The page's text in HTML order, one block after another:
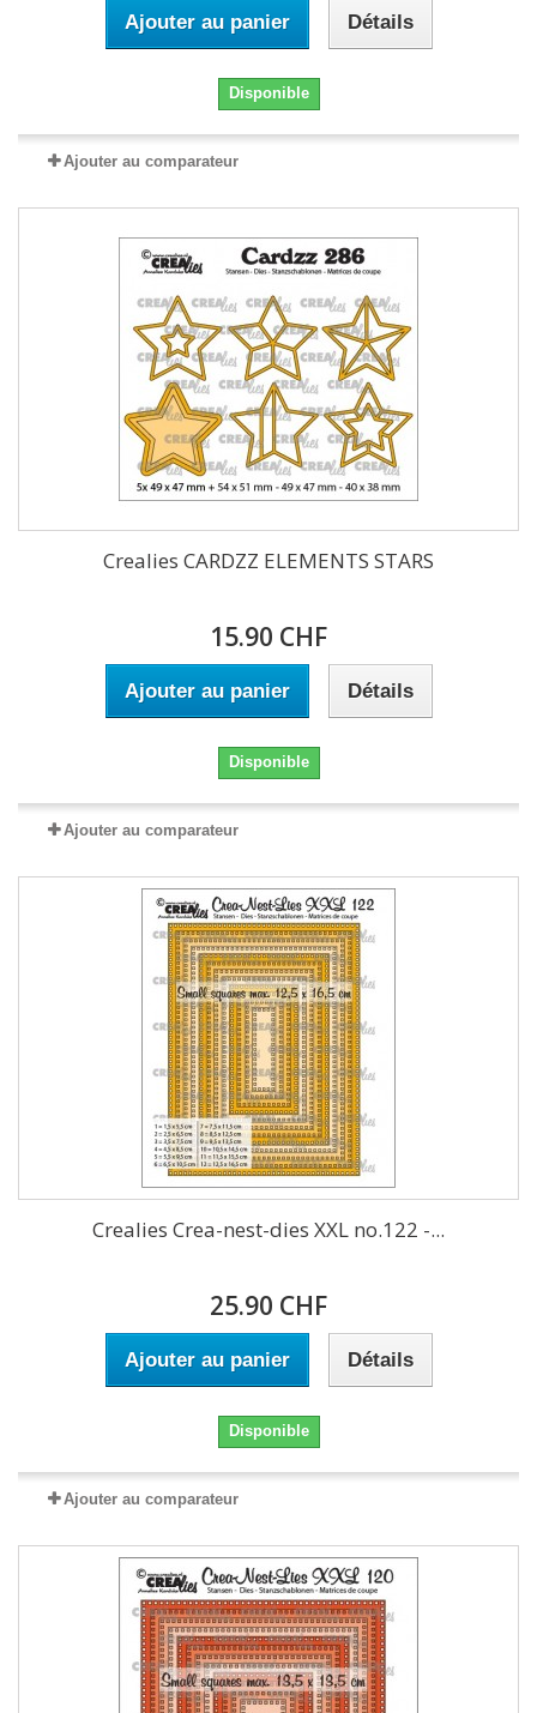
Ajouter au panier Détails
Disponible
Ajouter au comparateur
Crealies CARDZZ ELEMENTS STARS
15.90 CHF
Ajouter au panier Détails
Disponible
Ajouter au comparateur
Crealies Crea-nest-dies XXL no.122 -...
25.90 CHF
Ajouter au panier Détails
Disponible
Ajouter au comparateur